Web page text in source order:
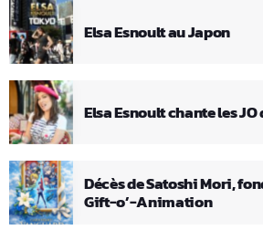
Elsa Esnoult au Japon
Elsa Esnoult chante les
Décès de Satoshi Mori,
Gift-o’-Animation